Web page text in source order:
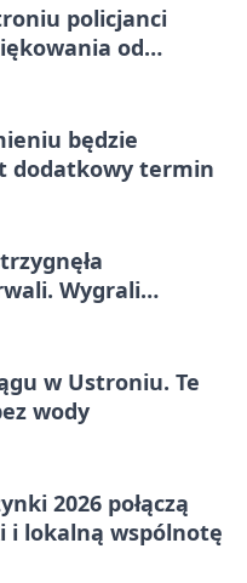
policjanci
od
będzie
dodatkowy termin
Wygrali
w Ustroniu. Te
wody
2026 połączą
i lokalną wspólnotę